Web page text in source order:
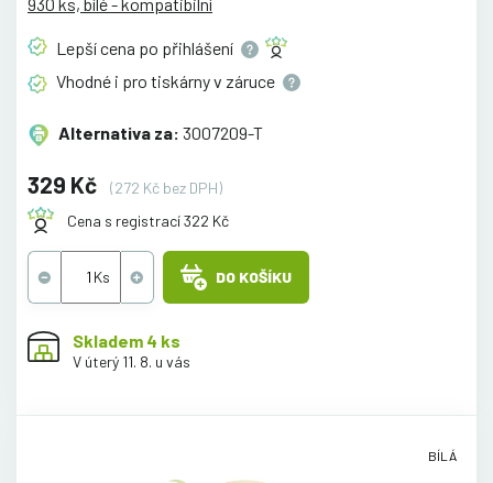
Lepší cena po přihlášení
Vhodné i pro tiskárny v záruce
Alternativa za: 3007209-T
329 Kč
(272 Kč bez DPH)
Cena s registrací 322 Kč
DO KOŠÍKU
Skladem 4 ks
V úterý 11. 8. u vás
BÍLÁ